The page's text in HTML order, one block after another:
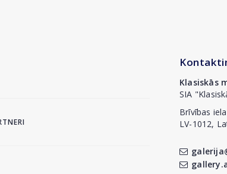
Klasiskās
SIA
Brīvības
LV-1012,